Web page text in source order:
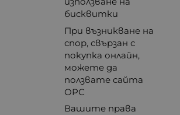
бисквитки
При възникване на
спор, свързан с
покупка онлайн,
можете да
ползвате сайта
ОРС
Вашите права